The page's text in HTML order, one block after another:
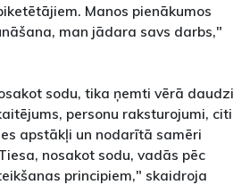
Manos pienākumos
man jādara savs darbs,"
sodu, tika ņemti vērā daudzi
personu raksturojumi, citi
apstākļi un nodarītā samēri
nosakot sodu, vadās pēc
principiem," skaidroja